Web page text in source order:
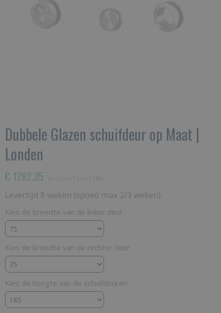
Dubbele Glazen schuifdeur op Maat |
Londen
€ 1282,35
Levertijd 8 weken (spoed max 2/3 weken)
Kies de breedte van de linker deur
Kies de breedte van de rechter deur
Kies de hoogte van de schuifdeuren